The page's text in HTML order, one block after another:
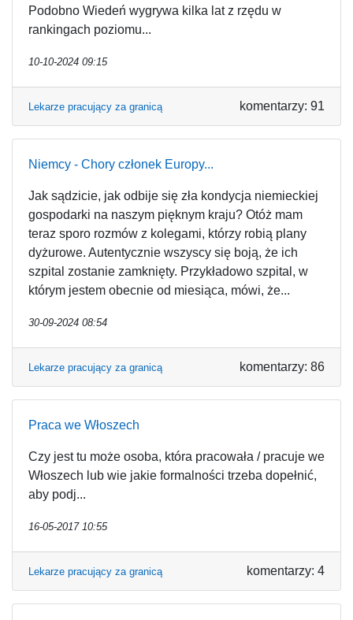
Podobno Wiedeń wygrywa kilka lat z rzędu w
rankingach poziomu...
10-10-2024 09:15
Lekarze pracujący za granicą komentarzy: 91
Niemcy - Chory członek Europy...
Jak sądzicie, jak odbije się zła kondycja niemieckiej
gospodarki na naszym pięknym kraju? Otóż mam
teraz sporo rozmów z kolegami, którzy robią plany
dyżurowe. Autentycznie wszyscy się boją, że ich
szpital zostanie zamknięty. Przykładowo szpital, w
którym jestem obecnie od miesiąca, mówi, że...
30-09-2024 08:54
Lekarze pracujący za granicą komentarzy: 86
Praca we Włoszech
Czy jest tu może osoba, która pracowała / pracuje we
Włoszech lub wie jakie formalności trzeba dopełnić,
aby podj...
16-05-2017 10:55
Lekarze pracujący za granicą komentarzy: 4